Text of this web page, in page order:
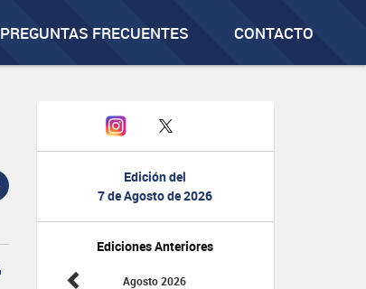
PREGUNTAS FRECUENTES CONTACTO
Edición del
7 de Agosto de 2026
Ediciones Anteriores
Agosto 2026